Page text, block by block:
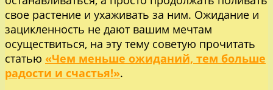
свое растение и ухаживать за ним. Ожидание и
зацикленность не дают вашим мечтам
осуществиться, на эту тему советую прочитать
статью «Чем меньше ожиданий, тем больше
радости и счастья!».